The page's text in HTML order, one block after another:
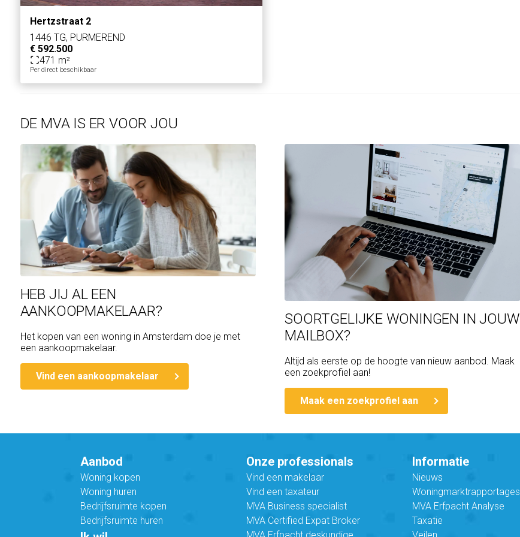
Hertzstraat 2
1446 TG, PURMEREND
€ 592.500
471 m²
Per direct beschikbaar
DE MVA IS ER VOOR JOU
HEB JIJ AL EEN
AANKOOPMAKELAAR?
Het kopen van een woning in Amsterdam doe je met
een aankoopmakelaar.
Vind een aankoopmakelaar
SOORTGELIJKE WONINGEN IN JOUW
MAILBOX?
Altijd als eerste op de hoogte van nieuw aanbod. Maak
een zoekprofiel aan!
Maak een zoekprofiel aan
Aanbod
Woning kopen
Woning huren
Bedrijfsruimte kopen
Bedrijfsruimte huren
Onze professionals
Vind een makelaar
Vind een taxateur
MVA Business specialist
MVA Certified Expat Broker
Informatie
Nieuws
Woningmarktrapportages
MVA Erfpacht Analyse
Taxatie